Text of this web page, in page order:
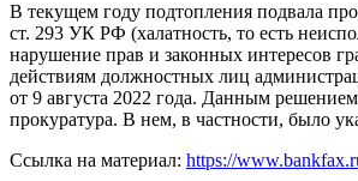
В текущем году подтопления подвала
ст. 293 УК РФ (халатность, то есть
нарушение прав и законных интересов
действиям должностных лиц
от 9 августа 2022 года. Данным
прокуратура. В нем, в частности, было
Ссылка на материал: https://